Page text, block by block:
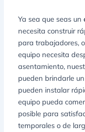
Ya sea que seas un
necesita construir
para trabajadores,
equipo necesita
asentamiento,
pueden brindarle
pueden instalar
equipo pueda
posible para
temporales o de